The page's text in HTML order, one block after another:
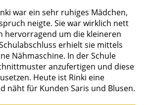
war ein sehr ruhiges Mädchen,
neigte. Sie war wirklich nett
hervorragend um die kleineren
erhielt sie mittels
Nähmaschine. In der Schule
anzufertigen und diese
Heute ist Rinki eine
näht für Kunden Saris und Blusen.